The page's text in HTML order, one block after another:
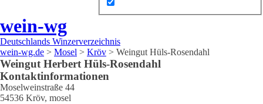
wein-wg
Deutschlands Winzerverzeichnis
wein-wg.de > Mosel > Kröv > Weingut Hüls-Rosendahl
Weingut Herbert Hüls-Rosendahl
Kontaktinformationen
Moselweinstraße 44
54536 Kröv, mosel